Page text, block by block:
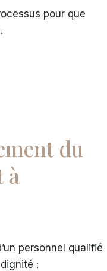
pour que
du
à
personnel qualifié
: